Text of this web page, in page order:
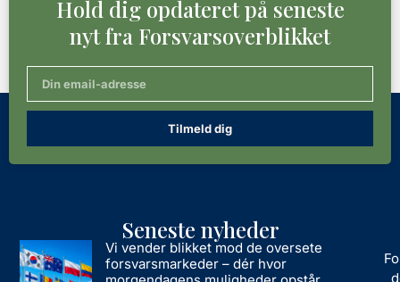
Hold dig opdateret på seneste
nyt fra Forsvarsoverblikket
Tilmeld dig
Seneste nyheder
Vi vender blikket mod de oversete
forsvarsmarkeder – dér hvor